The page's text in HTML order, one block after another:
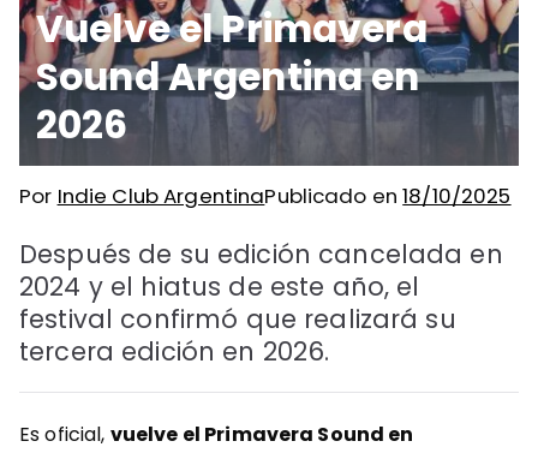
Vuelve el Primavera
Sound Argentina en
2026
Por Indie Club ArgentinaPublicado en18/10/2025
Después de su edición cancelada en
2024 y el hiatus de este año, el
festival confirmó que realizará su
tercera edición en 2026.
Es oficial, vuelve el Primavera Sound en